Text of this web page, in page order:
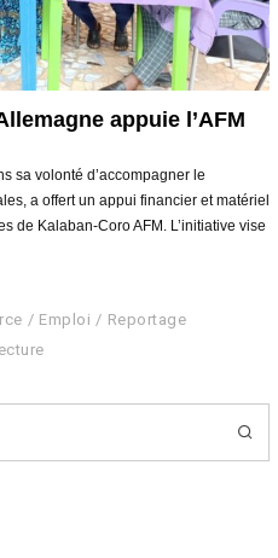
appuie l’AFM
sa volonté d’accompagner le
a offert un appui financier et matériel
de Kalaban-Coro AFM. L’initiative vise
/ Emploi / Reportage